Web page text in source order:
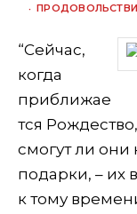
“Сейчас,
когда
приближае
тся
смогут ли
подарки, – их
к тому